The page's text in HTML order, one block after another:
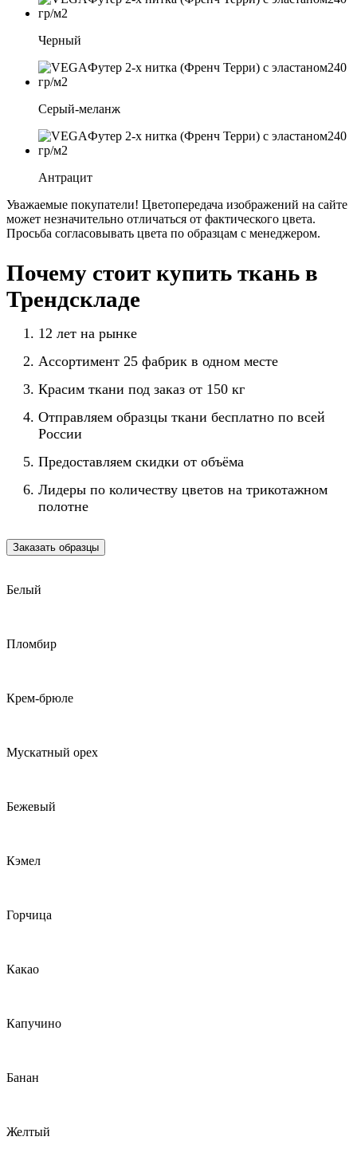
Черный
Серый-меланж
Антрацит
Уважаемые покупатели! Цветопередача изображений на сайте
может незначительно отличаться от фактического цвета.
Просьба согласовывать цвета по образцам с менеджером.
Почему стоит купить ткань в
Трендскладе
12 лет на рынке
Ассортимент 25 фабрик в одном месте
Красим ткани под заказ от 150 кг
Отправляем образцы ткани бесплатно по всей
России
Предоставляем скидки от объёма
Лидеры по количеству цветов на трикотажном
полотне
Заказать образцы
Белый
Пломбир
Крем-брюле
Мускатный орех
Бежевый
Кэмел
Горчица
Какао
Капучино
Банан
Желтый